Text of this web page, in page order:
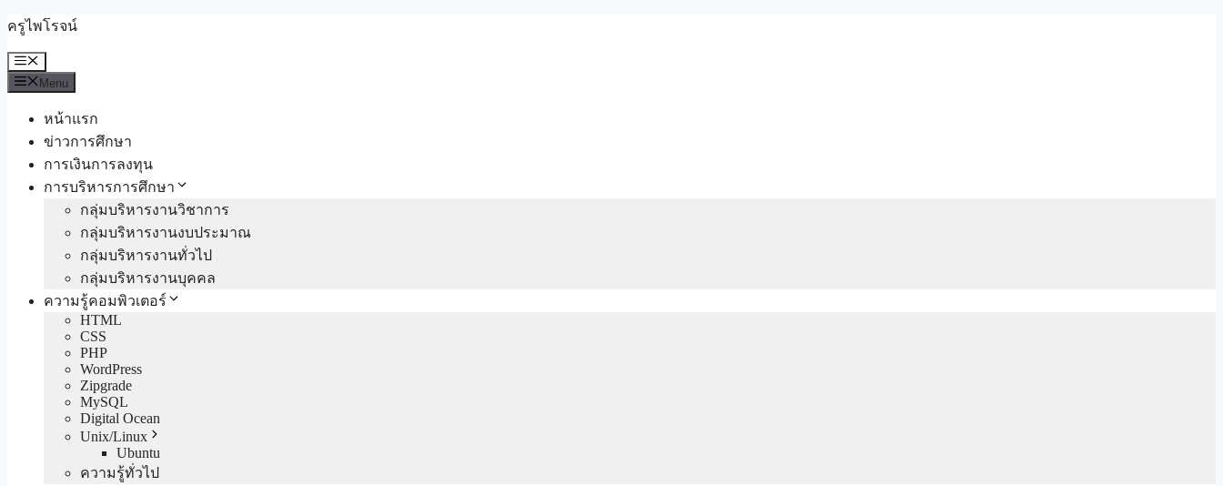
Skip
content
ครูไพโรจน์
Menu
Menu
หน้าแรก
ข่าวการศึกษา
การเงินการลงทุน
การบริหารการศึกษา
กลุ่มบริหารงานวิชาการ
กลุ่มบริหารงานงบประมาณ
กลุ่มบริหารงานทั่วไป
กลุ่มบริหารงานบุคคล
ความรู้คอมพิวเตอร์
HTML
CSS
PHP
WordPress
Zipgrade
MySQL
Digital Ocean
Unix/Linux
Ubuntu
ความรู้ทั่วไป